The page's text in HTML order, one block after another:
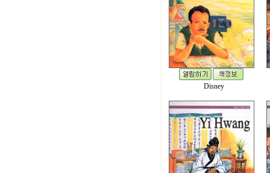
Disney